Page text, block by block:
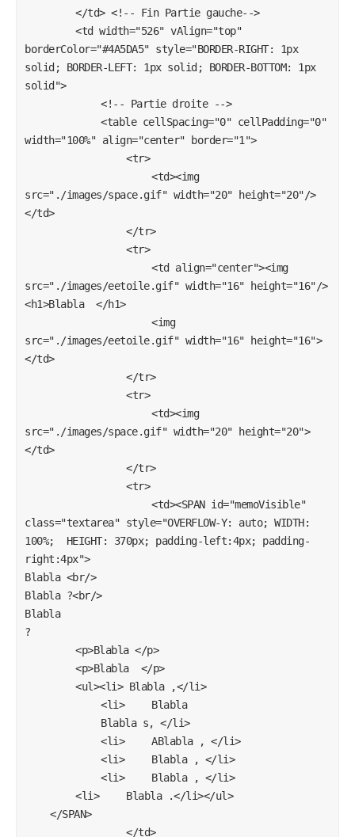
borderColor="#4A5DA5" style="BORDER-RIGHT: 1px
solid; BORDER-LEFT: 1px solid; BORDER-BOTTOM: 1px
solid">
width="100%" align="center" border="1">
src="./images/space.gif" width="20" height="20"/>
</td>
src="./images/eetoile.gif" width="16" height="16"/>
<h1>Blabla  </h1>
src="./images/eetoile.gif" width="16" height="16">
</td>
src="./images/space.gif" width="20" height="20">
</td>
class="textarea" style="OVERFLOW-Y: auto; WIDTH:
100%;  HEIGHT: 370px; padding-left:4px; padding-
right:4px">
Blabla <br/>
Blabla ?<br/>
Blabla
?